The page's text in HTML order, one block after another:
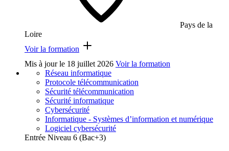
Pays de la
Loire
Voir la formation
Mis à jour le 18 juillet 2026 Voir la formation
Réseau informatique
Protocole télécommunication
Sécurité télécommunication
Sécurité informatique
Cybersécurité
Informatique - Systèmes d’information et numérique
Logiciel cybersécurité
Entrée Niveau 6 (Bac+3)